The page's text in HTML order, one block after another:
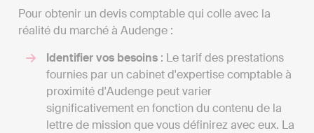
Pour obtenir un devis comptable qui colle avec la
réalité du marché à Audenge :
Identifier vos besoins : Le tarif des prestations
fournies par un cabinet d'expertise comptable à
proximité d'Audenge peut varier
significativement en fonction du contenu de la
lettre de mission que vous définirez avec eux. La